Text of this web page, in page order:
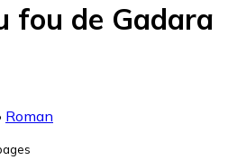
fou de Gadara
Roman